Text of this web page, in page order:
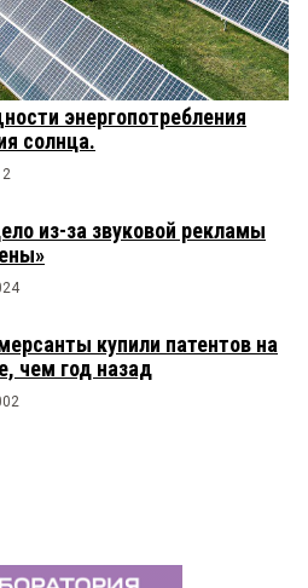
энергопотребления
солнца.
из-за звуковой рекламы
купили патентов на
чем год назад